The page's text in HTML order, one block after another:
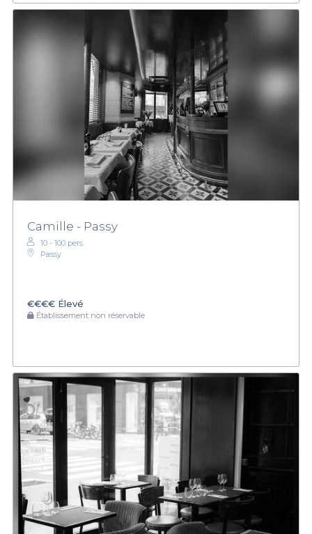
Camille - Passy
10 - 100 pers.
Passy
€€€€ Élevé
Établissement non réservable